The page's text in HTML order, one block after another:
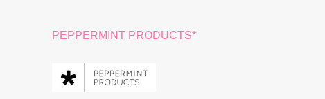
PEPPERMINT PRODUCTS*